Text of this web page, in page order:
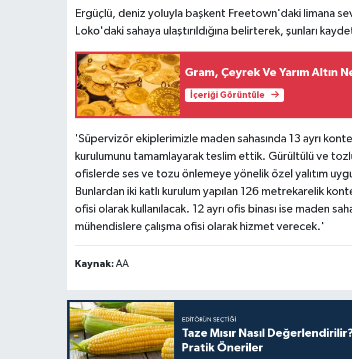
Ergüçlü, deniz yoluyla başkent Freetown'daki limana
Loko'daki sahaya ulaştırıldığına belirterek, şunları
Gram, Çeyrek Ve Yarım Altın
İçeriği Görüntüle
'Süpervizör ekiplerimizle maden sahasında 13 ayrı
kurulumunu tamamlayarak teslim ettik. Gürültülü ve
ofislerde ses ve tozu önlemeye yönelik özel yalıtım
Bunlardan iki katlı kurulum yapılan 126 metrekarelik
ofisi olarak kullanılacak. 12 ayrı ofis binası ise maden
mühendislere çalışma ofisi olarak hizmet verecek.'
Kaynak: AA
EDITÖRÜN SEÇTIĞI
Taze Mısır Nasıl
Pratik Öneriler